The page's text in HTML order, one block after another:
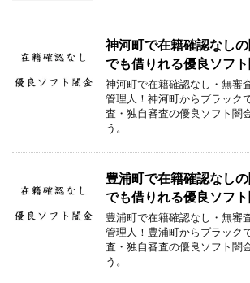
神河町で在籍確認なし
でも借りれる優良ソフ
神河町で在籍確認なし・無審
管理人！神河町からブラック
査・独自審査の優良ソフト闇
う。
豊浦町で在籍確認なし
でも借りれる優良ソフ
豊浦町で在籍確認なし・無審
管理人！豊浦町からブラック
査・独自審査の優良ソフト闇
う。